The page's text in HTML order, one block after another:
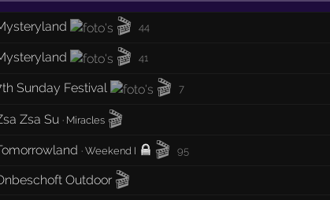
🎬 44
🎬 41
Sunday Festival
🎬 7
Zsa Su · Miracles 🎬
·Weekend I 🎬 95
Outdoor 🎬